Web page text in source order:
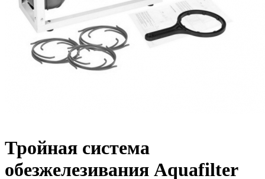
Тройная система
обезжелезивания Aquafilter